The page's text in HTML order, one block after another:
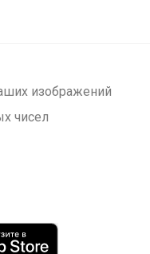
изображений
чисел